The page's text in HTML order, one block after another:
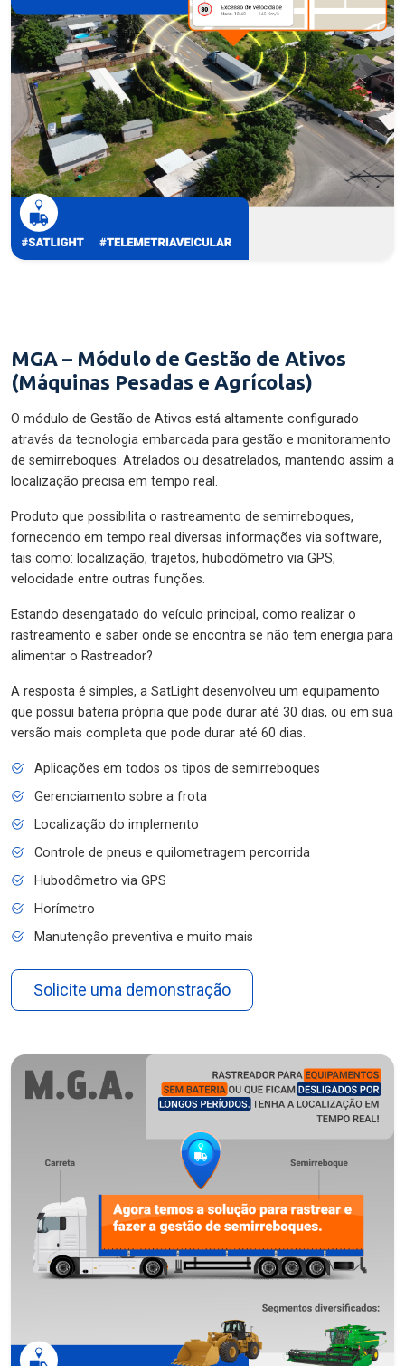
MGA – Módulo de Gestão de Ativos
(Máquinas Pesadas e Agrícolas)
O módulo de Gestão de Ativos está altamente configurado
através da tecnologia embarcada para gestão e monitoramento
de semirreboques: Atrelados ou desatrelados, mantendo assim a
localização precisa em tempo real.
Produto que possibilita o rastreamento de semirreboques,
fornecendo em tempo real diversas informações via software,
tais como: localização, trajetos, hubodômetro via GPS,
velocidade entre outras funções.
Estando desengatado do veículo principal, como realizar o
rastreamento e saber onde se encontra se não tem energia para
alimentar o Rastreador?
A resposta é simples, a SatLight desenvolveu um equipamento
que possui bateria própria que pode durar até 30 dias, ou em sua
versão mais completa que pode durar até 60 dias.
Aplicações em todos os tipos de semirreboques
Gerenciamento sobre a frota
Localização do implemento
Controle de pneus e quilometragem percorrida
Hubodômetro via GPS
Horímetro
Manutenção preventiva e muito mais
Solicite uma demonstração